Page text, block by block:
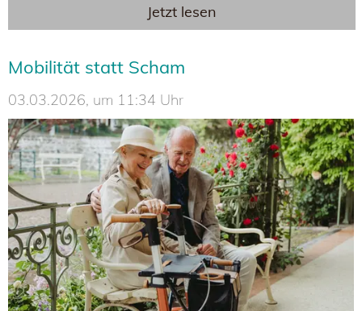
Jetzt lesen
Mobilität statt Scham
03.03.2026, um 11:34 Uhr